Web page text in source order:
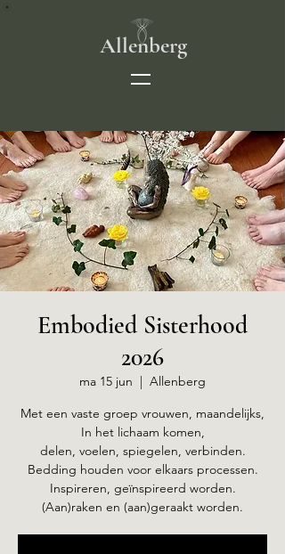
Allenberg
Embodied Sisterhood
2026
ma 15 jun
  |
Allenberg
Met een vaste groep vrouwen, maandelijks,
In het lichaam komen,
delen, voelen, spiegelen, verbinden.
Bedding houden voor elkaars processen.
Inspireren, geïnspireerd worden.
(Aan)raken en (aan)geraakt worden.